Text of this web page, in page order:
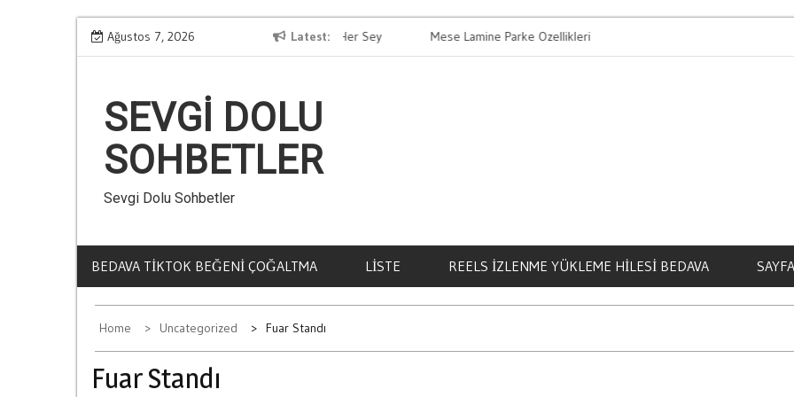
Skip
to
Ağustos 7, 2026 Latest
Kumar Zararlari Hakkinda Bilmeniz Gereken Her Sey Mese Lamine Parke Ozellikleri
SEVGI DOLU
SOHBETLER
Sevgi Dolu Sohbetler
BEDAVA TIKTOK BEĞENI ÇOĞALTMA LISTE REELS İZLENME YÜKLEME HILESI BEDAVA
Home Uncategorized Fuar Standı
Fuar Standı